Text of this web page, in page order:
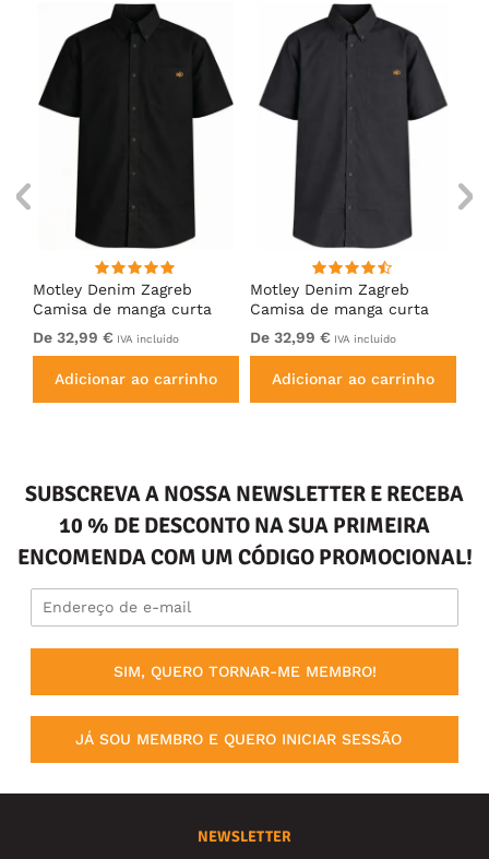
Motley Denim Zagreb
Camisa de manga curta
Preto
De 32,99 € IVA incluído
Adicionar ao carrinho
Motley Denim Zagreb
Camisa de manga curta
Antracite
De 32,99 € IVA incluído
Adicionar ao carrinho
SUBSCREVA A NOSSA NEWSLETTER E RECEBA
10 % DE DESCONTO NA SUA PRIMEIRA
ENCOMENDA COM UM CÓDIGO PROMOCIONAL!
SIM, QUERO TORNAR-ME MEMBRO!
JÁ SOU MEMBRO E QUERO INICIAR SESSÃO
NEWSLETTER